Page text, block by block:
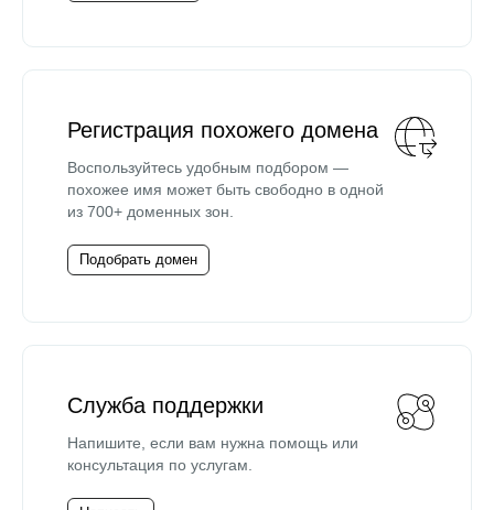
Регистрация похожего домена
Воспользуйтесь удобным подбором —
похожее имя может быть свободно в одной
из 700+ доменных зон.
Подобрать домен
Служба поддержки
Напишите, если вам нужна помощь или
консультация по услугам.